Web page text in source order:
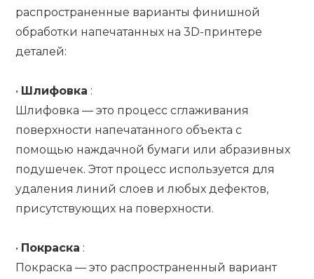
распространенные варианты финишной
обработки напечатанных на 3D-принтере
деталей:
• Шлифовка :
Шлифовка — это процесс сглаживания
поверхности напечатанного объекта с
помощью наждачной бумаги или абразивных
подушечек. Этот процесс используется для
удаления линий слоев и любых дефектов,
присутствующих на поверхности.
• Покраска :
Покраска — это распространенный вариант